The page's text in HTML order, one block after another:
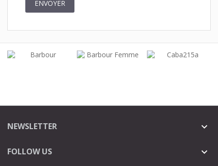
NEWSLETTER 
FOLLOW US 